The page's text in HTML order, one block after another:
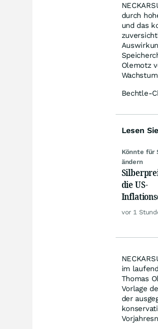
durch
und das
Olemotz
Bechtle-
Lesen
Könnte für
ändern
die US-
Mittwoch
vor 1
im
Thomas
Vorlage
der